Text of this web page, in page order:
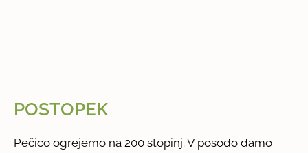
POSTOPEK
Pečico ogrejemo na 200 stopinj. V posodo damo